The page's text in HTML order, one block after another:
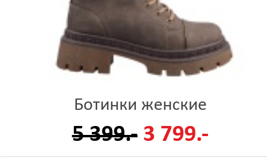
Ботинки женские
5 399.- 3 799.-